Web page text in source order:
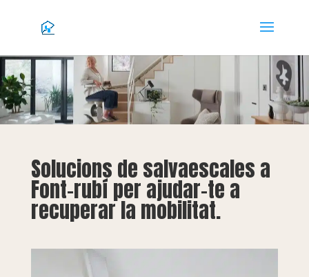
Solucions de salvaescales a
Font-rubí per ajudar-te a
recuperar la mobilitat.